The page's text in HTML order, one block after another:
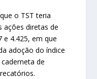
o TST teria
ações diretas de
e 4.425, em que
adoção do índice
de